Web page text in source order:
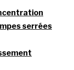
serrées